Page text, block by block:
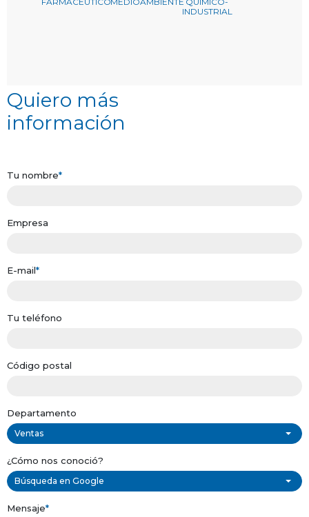
INDUSTRIAL
Quiero más
información
Tu nombre*
Empresa
E-mail*
Tu teléfono
Código postal
Departamento
Ventas
¿Cómo nos conoció?
Búsqueda en Google
Mensaje*